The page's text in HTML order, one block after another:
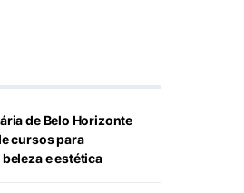
de Belo Horizonte
cursos para
e estética